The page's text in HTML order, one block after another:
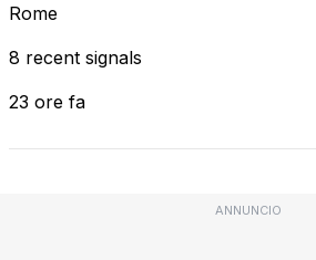
Rome
8 recent signals
23 ore fa
ANNUNCIO